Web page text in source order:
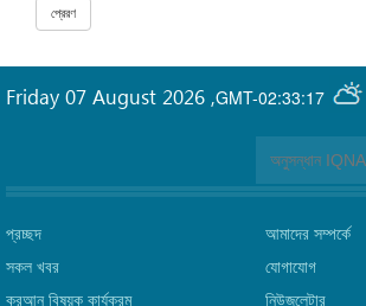
GMT-02:33:17
Friday 07 August 2026 ,
প্রচ্ছদ
সকল খবর
কুরআন বিষয়ক কার্যক্রম
আমাদের সম্পর্কে
যোগাযোগ
নিউজলেটার